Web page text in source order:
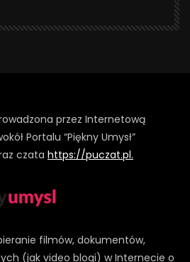
przez Internetową
Portalu “Piękny Umysł”
czata https://puczat.pl.
filmów, dokumentów,
(jak video blogi) w Internecie o